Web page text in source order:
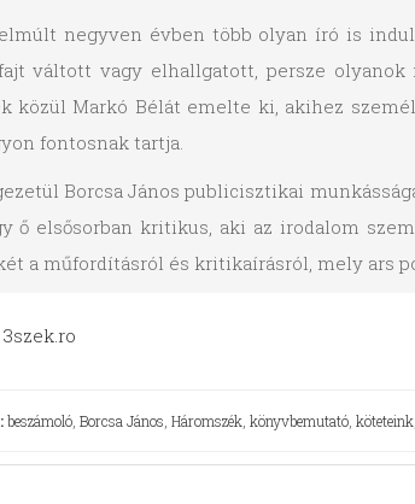
negyven évben több olyan író is
váltott vagy elhallgatott, persze
közül Markó Bélát emelte ki, akihez
fontosnak tartja.
Borcsa János publicisztikai
ő elsősorban kritikus, aki az irodalom
a műfordításról és kritikaírásról, mely ars
3szek.ro
beszámoló, Borcsa János, Háromszék, könyvbemutató, köteteink,